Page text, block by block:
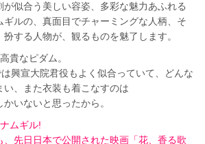
似合う美しい容姿、多彩な魅力あふれる
ルの、真面目でチャーミングな人柄、そ
する人物が、観るものを魅了します。
貴なピダム。
は興宣大院君役もよく似合っていて、どんな
、また衣装も着こなすのは
いないと思ったから。
ムギル!
先日日本で公開された映画「花、香る歌